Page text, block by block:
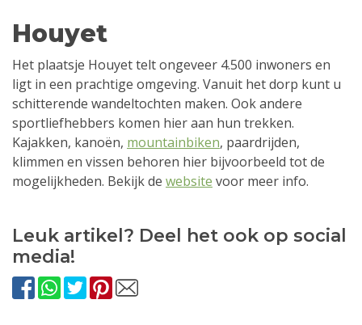
Houyet
Het plaatsje Houyet telt ongeveer 4.500 inwoners en
ligt in een prachtige omgeving. Vanuit het dorp kunt u
schitterende wandeltochten maken. Ook andere
sportliefhebbers komen hier aan hun trekken.
Kajakken, kanoën, mountainbiken, paardrijden,
klimmen en vissen behoren hier bijvoorbeeld tot de
mogelijkheden. Bekijk de website voor meer info.
Leuk artikel? Deel het ook op social
media!